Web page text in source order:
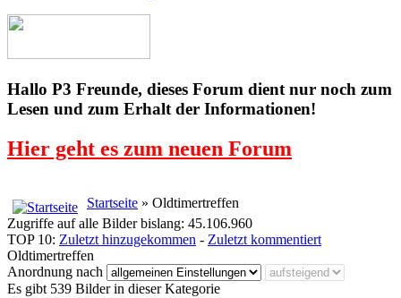
Hallo P3 Freunde, dieses Forum dient nur noch zum
Lesen und zum Erhalt der Informationen!
Hier geht es zum neuen Forum
Startseite » Oldtimertreffen
Zugriffe auf alle Bilder bislang: 45.106.960
TOP 10: Zuletzt hinzugekommen - Zuletzt kommentiert
Oldtimertreffen
Anordnung nach
Es gibt 539 Bilder in dieser Kategorie